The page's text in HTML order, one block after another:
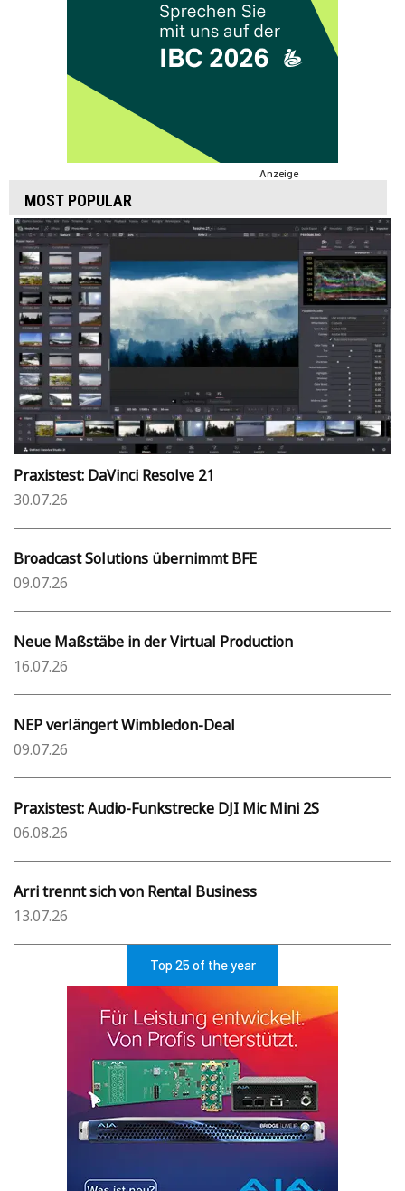
Anzeige
MOST POPULAR
Praxistest: DaVinci Resolve 21
30.07.26
Broadcast Solutions übernimmt BFE
09.07.26
Neue Maßstäbe in der Virtual Production
16.07.26
NEP verlängert Wimbledon-Deal
09.07.26
Praxistest: Audio-Funkstrecke DJI Mic Mini 2S
06.08.26
Arri trennt sich von Rental Business
13.07.26
Top 25 of the year